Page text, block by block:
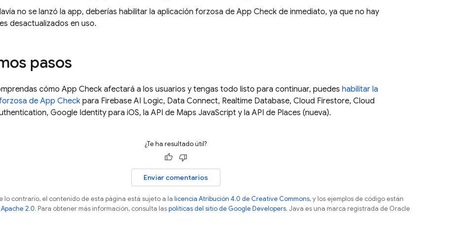
no se lanzó la app, deberías habilitar la aplicación forzosa deApp Check de inmediato, ya que no hay
desactualizados en uso.
pasos
cómo App Check afectará a los usuarios y tengas todo listo para continuar, puedes habilitar la
de App Check para Firebase AI Logic, Data Connect, Realtime Database, Cloud Firestore, Cloud
, Google Identity para iOS, la API de Maps JavaScript y la API de Places (nueva).
¿Te ha resultado útil?
Enviar comentarios
lo contrario, el contenido de esta página está sujeto a la licencia Atribución 4.0 de Creative Commons, y los ejemplos de código están
Apache 2.0. Para obtener más información, consulta laspolíticas del sitio de Google Developers. Java es una marca registrada de Oracle